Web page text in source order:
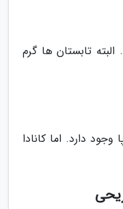
تابستان ها گرم
دارد. اما کانادا